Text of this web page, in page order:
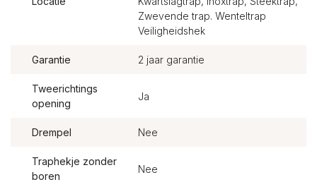
Zwevende trap. Wenteltrap
Veiligheidshek
Garantie 2 jaar garantie
Tweerichtings
opening
Ja
Drempel Nee
Traphekje zonder
boren
Nee